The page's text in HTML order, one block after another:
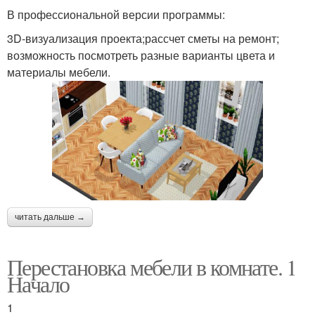
В профессиональной версии программы:
3D-визуализация проекта;рассчет сметы на ремонт;
возможность посмотреть разные варианты цвета и
материалы мебели.
читать дальше →
Перестановка мебели в комнате. 1
Начало
1